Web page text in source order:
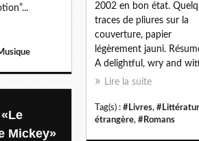
2002 en bon état.
traces de pliures sur la
couverture, papier
légèrement jauni.
A delightful, wry and
Lire la suite
Tag(s) : #Livres,
étrangère, #Romans
Mickey»